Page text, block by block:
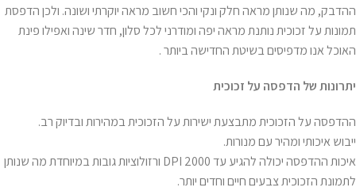
ההדבק, מה שנותן מראה חלק ונקי והכי חשוב מראה יוקרתי ושונה. ולכן הדפסת
תמונות על זכוכית נותנת מראה יפה ומודרני לכל סלון, חדר שינה ואפילו פינת
האוכל אנו מדפיסים בשיטת החדישה ביותר .
יתרונות של הדפסה על זכוכית
ההדפסה על הזכוכית מתבצעת ישירות על הזכוכית במהירות ובדיוק רב.
ייבוש איכותי ומהיר עם מנורות.
איכות ההדפסה יכולה להגיע עד 2000 DPI ורזולוציות גובות במיוחדת מה שנותן
לתמונת הזכוכית צבעים חיים וחדים יותר.